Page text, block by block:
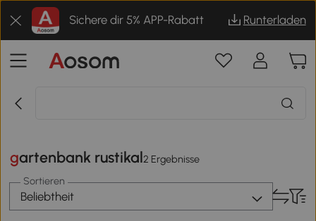
Sichere dir 5% APP-Rabatt Runterladen
gartenbank rustikal2 Ergebnisse
Sortieren
Beliebtheit